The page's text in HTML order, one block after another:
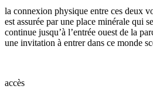
la connexion physique entre ces deux
est assurée par une place minérale qui se
continue jusqu’à l’entrée ouest de la
une invitation à entrer dans ce monde
accès